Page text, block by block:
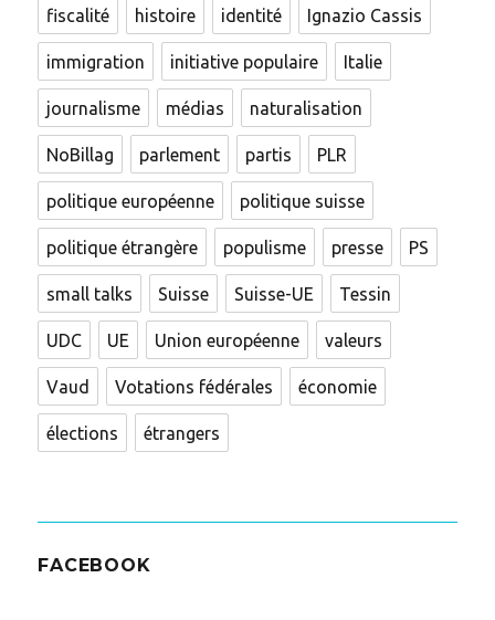
fiscalité histoire identité Ignazio Cassis
immigration initiative populaire Italie
journalisme médias naturalisation
NoBillag parlement partis PLR
politique européenne politique suisse
politique étrangère populisme presse PS
small talks Suisse Suisse-UE Tessin
UDC UE Union européenne valeurs
Vaud Votations fédérales économie
élections étrangers
FACEBOOK